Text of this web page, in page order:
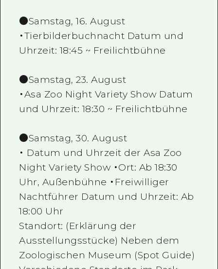
●Samstag, 16. August
・Tierbilderbuchnacht Datum und
Uhrzeit: 18:45 ~ Freilichtbühne
●Samstag, 23. August
・Asa Zoo Night Variety Show Datum
und Uhrzeit: 18:30 ~ Freilichtbühne
●Samstag, 30. August
・ Datum und Uhrzeit der Asa Zoo
Night Variety Show ・Ort: Ab 18:30
Uhr, Außenbühne ・Freiwilliger
Nachtführer Datum und Uhrzeit: Ab
18:00 Uhr
Standort: (Erklärung der
Ausstellungsstücke) Neben dem
Zoologischen Museum (Spot Guide)